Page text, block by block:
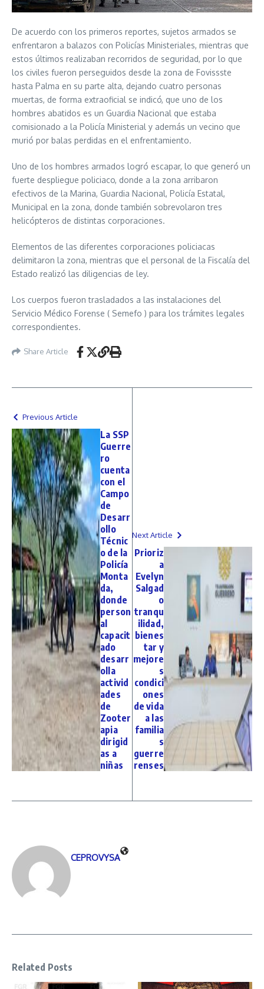
De acuerdo con los primeros reportes, sujetos armados se
enfrentaron a balazos con Policías Ministeriales, mientras que
estos últimos realizaban recorridos de seguridad, por lo que
los civiles fueron perseguidos desde la zona de Fovissste
hasta Palma en su parte alta, dejando cuatro personas
muertas, de forma extraoficial se indicó, que uno de los
hombres abatidos es un Guardia Nacional que estaba
comisionado a la Policía Ministerial y además un vecino que
murió por balas perdidas en el enfrentamiento.
Uno de los hombres armados logró escapar, lo que generó un
fuerte despliegue policiaco, donde a la zona arribaron
efectivos de la Marina, Guardia Nacional, Policía Estatal,
Municipal en la zona, donde también sobrevolaron tres
helicópteros de distintas corporaciones.
Elementos de las diferentes corporaciones policiacas
delimitaron la zona, mientras que el personal de la Fiscalía del
Estado realizó las diligencias de ley.
Los cuerpos fueron trasladados a las instalaciones del
Servicio Médico Forense ( Semefo ) para los trámites legales
correspondientes.
Share Article
Previous Article
La SSP
Guerre
ro
cuenta
con el
Campo
de
Desarr
ollo
Técnic
o de la
Policía
Monta
da,
donde
person
al
capacit
ado
desarr
olla
activid
ades
de
Zooter
apia
dirigid
as a
niñas
Next Article
Prioriz
a
Evelyn
Salgad
o
tranqu
ilidad,
bienes
tar y
mejore
s
condici
ones
de vida
a las
familia
s
guerre
renses
CEPROVYSA
Related Posts